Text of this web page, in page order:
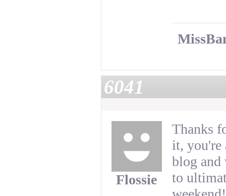
6041
Flossie
Thanks
it, you're
blog and
to